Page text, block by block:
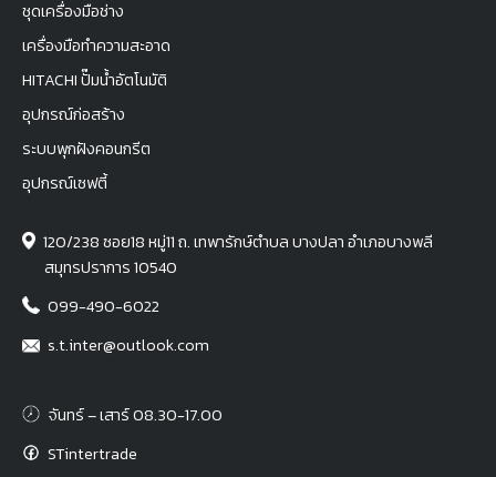
ชุดเครื่องมือช่าง
เครื่องมือทำความสะอาด
HITACHI ปั๊มน้ำอัตโนมัติ
อุปกรณ์ก่อสร้าง
ระบบพุกฝังคอนกรีต
อุปกรณ์เซฟตี้
120/238 ซอย18 หมู่11 ถ. เทพารักษ์ตำบล บางปลา อำเภอบางพลี
สมุทรปราการ 10540
099-490-6022
s.t.inter@outlook.com
จันทร์ – เสาร์ 08.30-17.00
STintertrade